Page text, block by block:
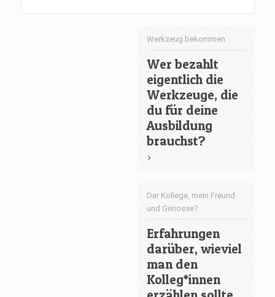
Werkzeug bekommen
Wer bezahlt
eigentlich die
Werkzeuge, die
du für deine
Ausbildung
brauchst?
Der Kollege, mein Freund
und Genosse?
Erfahrungen
darüber, wieviel
man den
Kolleg*innen